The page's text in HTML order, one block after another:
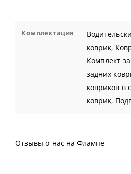
Комплектация
коврик,
Комплект
задних
ковриков в
коврик,
Отзывы о нас на Флампе